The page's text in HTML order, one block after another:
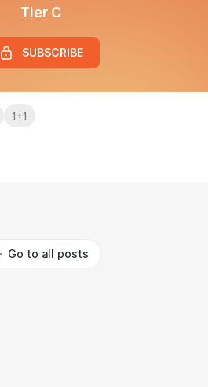
Tier C
SUBSCRIBE
1+1
Go to all posts